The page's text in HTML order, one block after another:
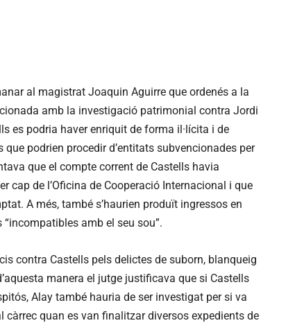
al magistrat Joaquin Aguirre que ordenés a la
amb la investigació patrimonial contra Jordi
es podria haver enriquit de forma il·lícita i de
podrien procedir d’entitats subvencionades per
que el compte corrent de Castells havia
cap de l’Oficina de Cooperació Internacional i que
A més, també s’haurien produït ingressos en
amb el seu sou”.
contra Castells pels delictes de suborn, blanqueig
manera el jutge justificava que si Castells
Alay també hauria de ser investigat per si va
càrrec quan es van finalitzar diversos expedients de